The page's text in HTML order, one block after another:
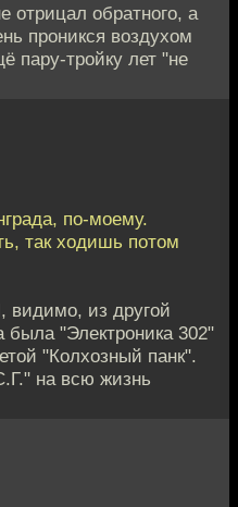
отрицал обратного, а
проникся воздухом
пару-тройку лет "не
по-моему.
так ходишь потом
из другой
была "Электроника 302"
"Колхозный панк".
на всю жизнь